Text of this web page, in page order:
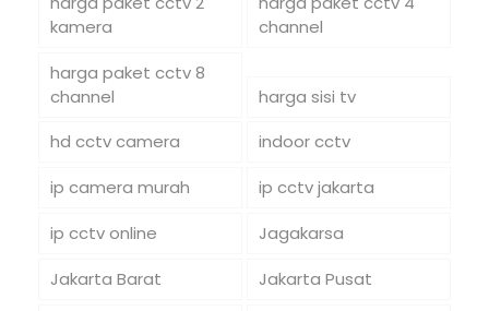
kamera
channel
harga paket cctv 8
channel
harga sisi tv
hd cctv camera
indoor cctv
ip camera murah
ip cctv jakarta
ip cctv online
Jagakarsa
Jakarta Barat
Jakarta Pusat